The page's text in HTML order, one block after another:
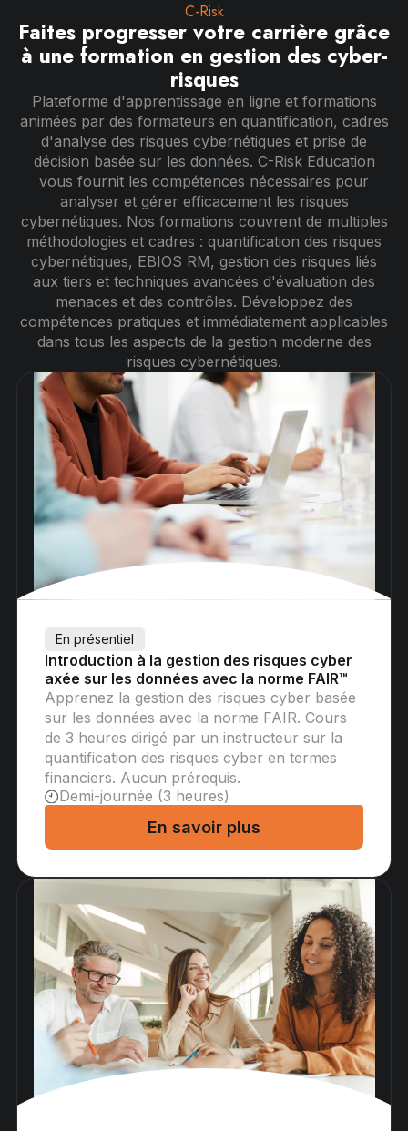
C-Risk
Faites progresser votre carrière grâce
à une formation en gestion des cyber-
risques
Plateforme d'apprentissage en ligne et formations
animées par des formateurs en quantification, cadres
d'analyse des risques cybernétiques et prise de
décision basée sur les données. C-Risk Education
vous fournit les compétences nécessaires pour
analyser et gérer efficacement les risques
cybernétiques. Nos formations couvrent de multiples
méthodologies et cadres : quantification des risques
cybernétiques, EBIOS RM, gestion des risques liés
aux tiers et techniques avancées d'évaluation des
menaces et des contrôles. Développez des
compétences pratiques et immédiatement applicables
dans tous les aspects de la gestion moderne des
risques cybernétiques.
En présentiel
Introduction à la gestion des risques cyber
axée sur les données avec la norme FAIR™
Apprenez la gestion des risques cyber basée
sur les données avec la norme FAIR. Cours
de 3 heures dirigé par un instructeur sur la
quantification des risques cyber en termes
financiers. Aucun prérequis.
Demi-journée (3 heures)
En savoir plus